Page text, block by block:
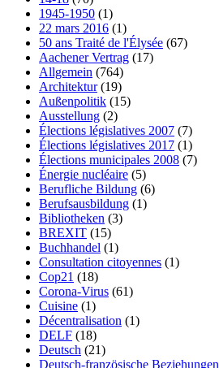
1945-1950 (1)
22 mars 2016 (1)
50 ans Traité de l'Élysée (67)
Aachener Vertrag (17)
Allgemein (764)
Architektur(19)
Außenpolitik (15)
Ausstellung (2)
Élections législatives 2007 (7)
Élections législatives 2017 (1)
Élections municipales 2008 (7)
Énergie nucléaire (5)
Berufliche Bildung (6)
Berufsausbildung (1)
Bibliotheken (3)
BREXIT (15)
Buchhandel (1)
Consultation citoyennes (1)
Cop21 (18)
Corona-Virus (61)
Cuisine (1)
Décentralisation (1)
DELF (18)
Deutsch (21)
Deutsch-französische Beziehungen